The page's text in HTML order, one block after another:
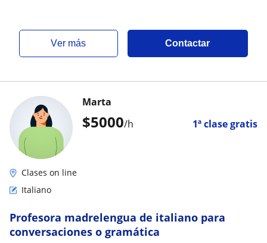
ver más Contactar
$5000/h 1ª clase gratis
Marta
Clases on line
Italiano
Profesora madrelengua de italiano para
conversaciones o gramática